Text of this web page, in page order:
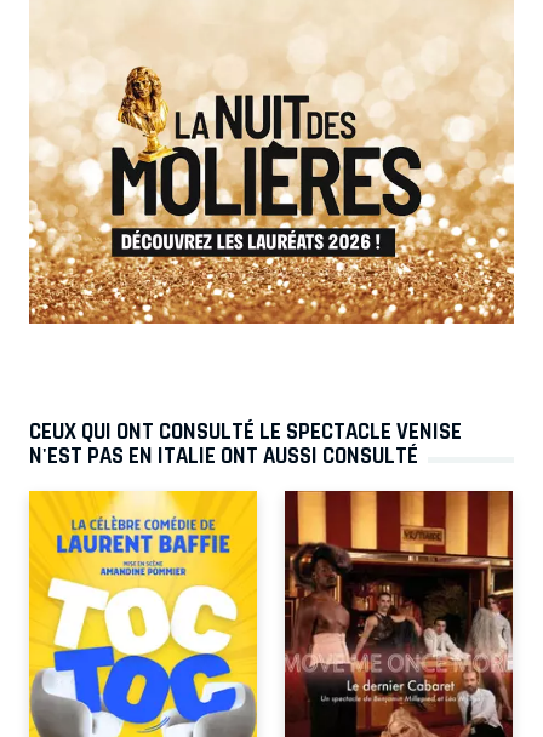
CEUX QUI ONT CONSULTÉ LE SPECTACLE VENISE
N'EST PAS EN ITALIE ONT AUSSI CONSULTÉ